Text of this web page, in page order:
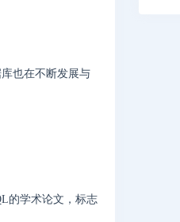
也在不断发展与
的学术论文，标志